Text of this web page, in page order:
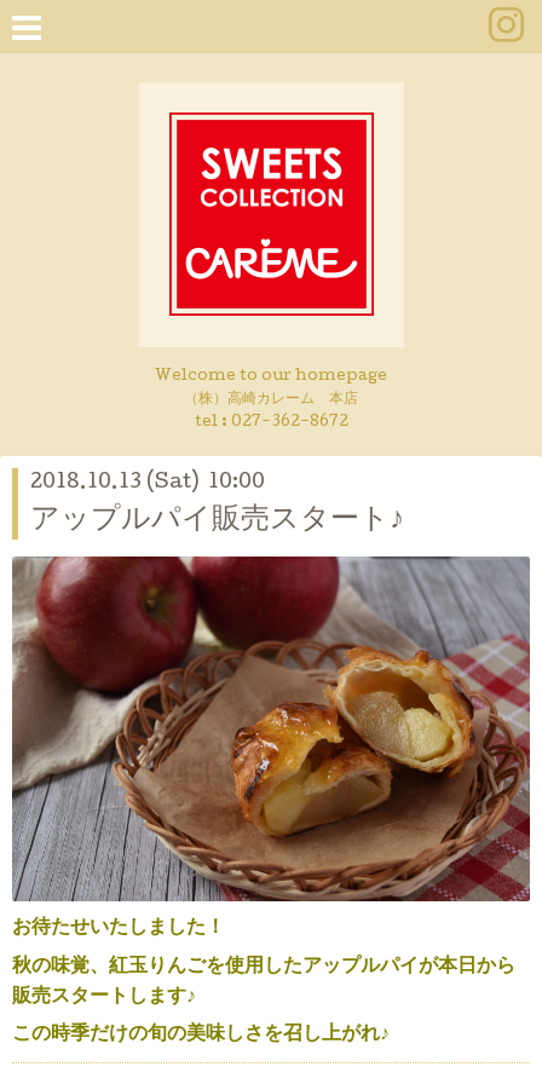
Welcome to our homepage
（株）高崎カレーム 本店
tel : 027-362-8672
2018.10.13 (Sat) 10:00
アップルパイ販売スタート♪
お待たせいたしました！
秋の味覚、紅玉りんごを使用したアップルパイが本日から
販売スタートします♪
この時季だけの旬の美味しさを召し上がれ♪